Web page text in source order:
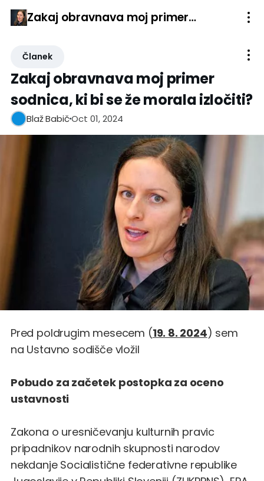
Zakaj obravnava moj primer sodnica, ki bi se že morala izločiti?
Članek
Zakaj obravnava moj primer
sodnica, ki bi se že morala izločiti?
Blaž BabičOct 01, 2024
Pred poldrugim mesecem (19. 8. 2024) sem
na Ustavno sodišče vložil
Pobudo za začetek postopka za oceno
ustavnosti
Zakona o uresničevanju kulturnih pravic
pripadnikov narodnih skupnosti narodov
nekdanje Socialistične federativne republike